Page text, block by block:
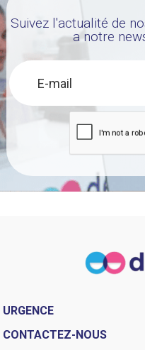
Suivez l'actualité de
a notre
URGENCE
CONTACTEZ-NOUS